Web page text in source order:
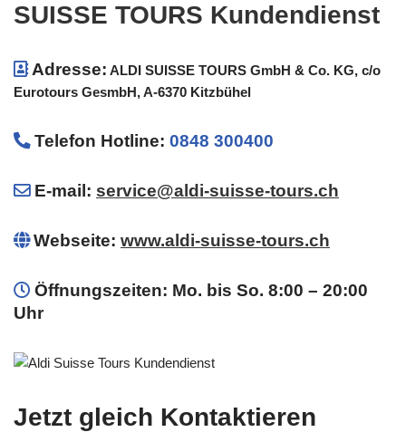
SUISSE TOURS Kundendienst
Adresse: ALDI SUISSE TOURS GmbH & Co. KG, c/o
Eurotours GesmbH, A-6370 Kitzbühel
Telefon Hotline: 0848 300400
E-mail: service@aldi-suisse-tours.ch
Webseite: www.aldi-suisse-tours.ch
Öffnungszeiten: Mo. bis So. 8:00 – 20:00
Uhr
Jetzt gleich Kontaktieren